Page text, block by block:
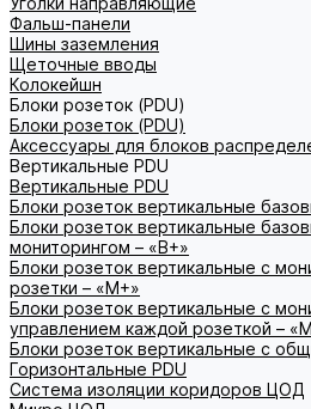
Фальш-панели
Шины заземления
Щеточные вводы
Колокейшн
Блоки розеток (PDU)
Блоки розеток (PDU)
Аксессуары для блоков
Вертикальные PDU
Вертикальные PDU
Блоки розеток вертикальные
Блоки розеток вертикальные
мониторингом – «В+»
Блоки розеток вертикальные с
розетки – «М+»
Блоки розеток вертикальные с
управлением каждой розеткой –
Блоки розеток вертикальные с
Горизонтальные PDU
Система изоляции коридоров ЦОД